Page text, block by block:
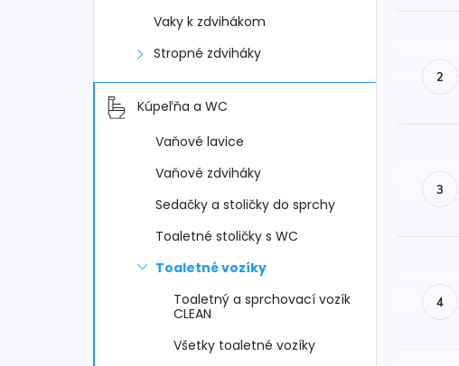
Vaky k zdvihákom
Stropné zdviháky
Kúpeľňa a WC
Vaňové lavice
Vaňové zdviháky
Sedačky a stoličky do sprchy
Toaletné stoličky s WC
Toaletné vozíky
Toaletný a sprchovací vozík
CLEAN
Všetky toaletné vozíky